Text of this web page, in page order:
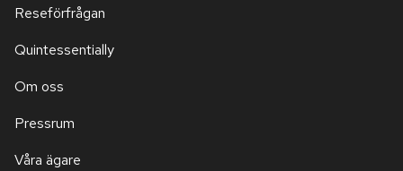
Reseförfrågan
Quintessentially
Om oss
Pressrum
Våra ägare